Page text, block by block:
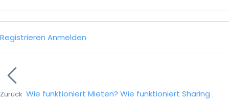
Registrieren Anmelden
Zurück Wie funktioniert Mieten? Wie funktioniert Sharing